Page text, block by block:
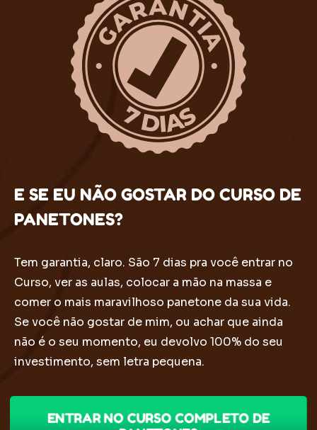
E SE EU NÃO GOSTAR DO CURSO DE
PANETONES?
Tem garantia, claro. São 7 dias pra você entrar no
Curso, ver as aulas, colocar a mão na massa e
comer o mais maravilhoso panetone da sua vida.
Se você não gostar de mim, ou achar que ainda
não é o seu momento, eu devolvo 100% do seu
investimento, sem letra pequena.
ENTRAR NO CURSO COMPLETO DE